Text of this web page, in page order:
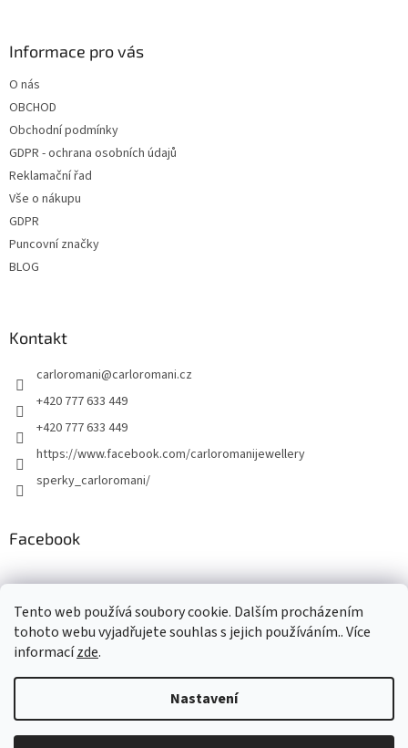
Tento web používá soubory cookie. Dalším procházením
tohoto webu vyjadřujete souhlas s jejich používáním.. Více
informacízde.
Nastavení
Informace pro vás
O nás
OBCHOD
Obchodní podmínky
GDPR - ochrana osobních údajů
Reklamační řad
Vše o nákupu
GDPR
Puncovní značky
BLOG
Kontakt
carloromani@carloromani.cz
+420 777 633 449
+420 777 633 449
https://www.facebook.com/carloromanijewellery
sperky_carloromani/
Facebook
Instagram
Copyright 2026www.carloromani-shop.cz. Všechna práva